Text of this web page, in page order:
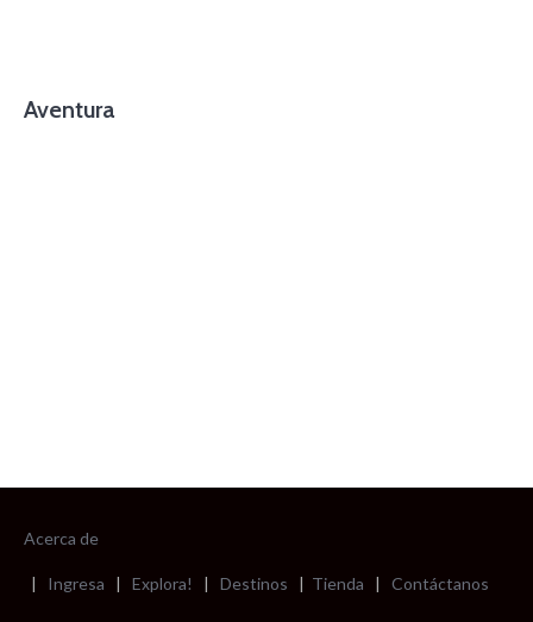
Aventura
Acerca de
| Ingresa | Explora! | Destinos | Tienda | Contáctanos